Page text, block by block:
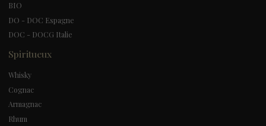
BIO
DO - DOC Espagne
DOC - DOCG Italie
Spiritueux
Whisky
Cognac
Armagnac
Rhum